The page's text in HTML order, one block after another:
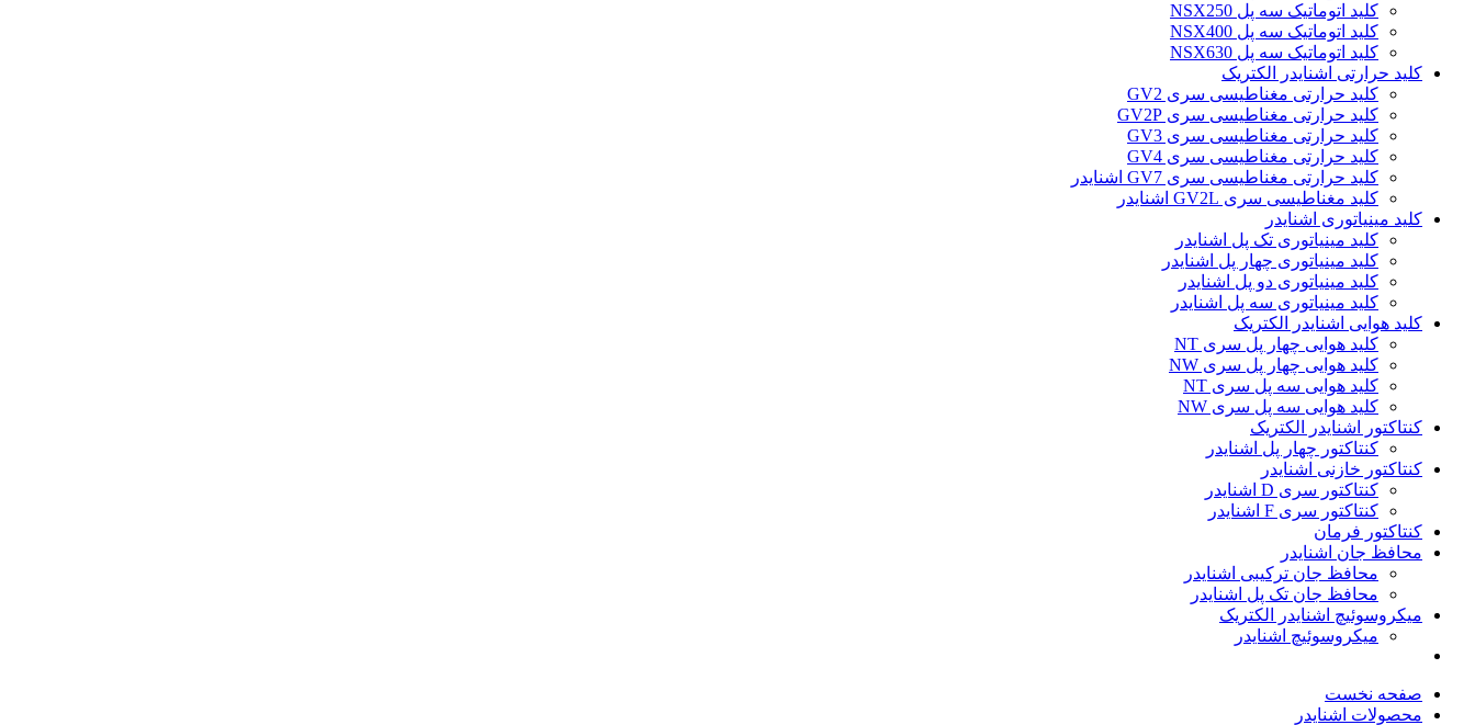
کلید اتوماتیک سه پل NSX250
کلید اتوماتیک سه پل NSX400
کلید اتوماتیک سه پل NSX630
کلید حرارتی اشنایدر الکتریک
کليد حرارتی مغناطيسی سری GV2
کليد حرارتی مغناطيسی سری GV2P
کليد حرارتی مغناطيسی سری GV3
کليد حرارتی مغناطيسی سری GV4
کليد حرارتی مغناطيسی سری GV7 اشنایدر
کليد مغناطيسی سری GV2L اشنایدر
کلید مينياتوری اشنایدر
کلید مینیاتوری تک پل اشنایدر
کلید مینیاتوری چهار پل اشنایدر
کلید مینیاتوری دو پل اشنایدر
کلید مینیاتوری سه پل اشنایدر
کلید هوایی اشنایدر الکتریک
کلید هوایی چهار پل سری NT
کلید هوایی چهار پل سری NW
کلید هوایی سه پل سری NT
کلید هوایی سه پل سری NW
کنتاکتور اشنایدر الکتریک
کنتاکتور چهار پل اشنایدر
کنتاکتور خازنی اشنایدر
کنتاکتور سری D اشنایدر
کنتاکتور سری F اشنایدر
کنتاکتور فرمان
محافظ جان اشنایدر
محافظ جان ترکیبی اشنایدر
محافظ جان تک پل اشنایدر
میکروسوئیچ اشنایدر الکتریک
میکروسوئیچ اشنایدر
صفحه نخست
محصولات اشنایدر